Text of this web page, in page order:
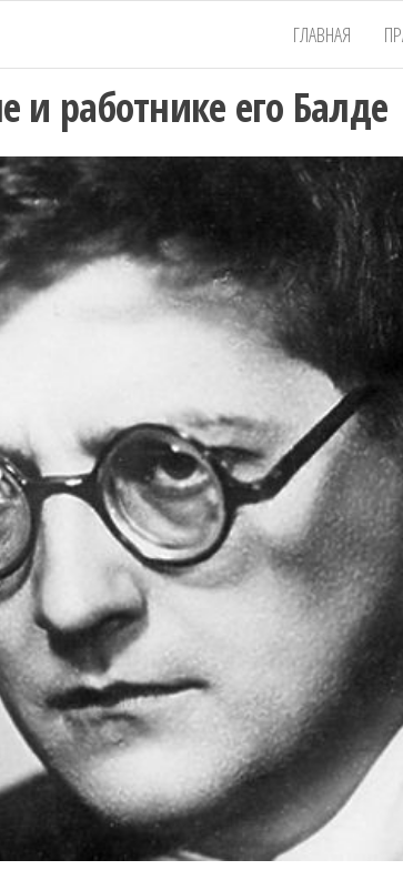
ГЛАВНАЯ
и работнике его Балде